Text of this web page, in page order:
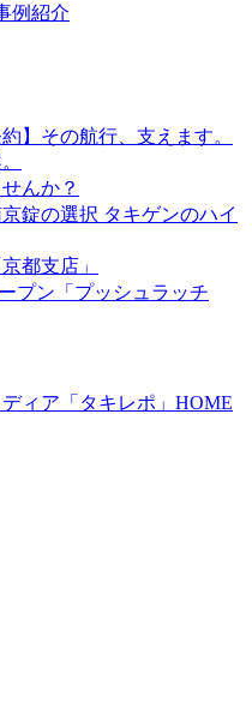
】その航行、支えます。
んか？
錠の選択 タキゲンのハイ
都支店」
プン「プッシュラッチ
ィア「タキレポ」HOME